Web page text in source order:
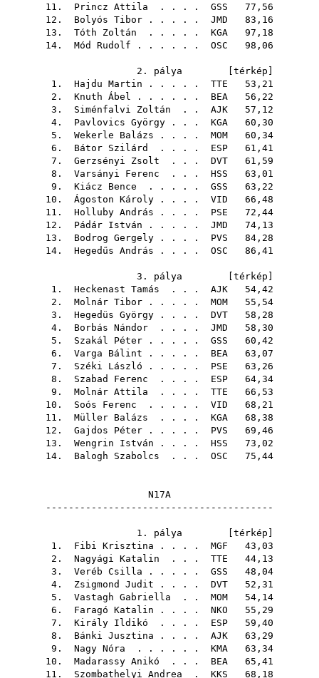
11. Princz Attila . . . . GSS 77,56
12. Bolyós Tibor . . . . . JMD 83,16
13. Tóth Zoltán . . . . . KGA 97,18
14. Mód Rudolf . . . . . . OSC 98,06
2. pálya [ térkép
1. Hajdu Martin . . . . . TTE 53,21
2. Knuth Ábel . . . . . . BEA 56,22
3. Siménfalvi Zoltán . . AJK 57,12
4. Pavlovics György . . . KGA 60,30
5. Wekerle Balázs . . . . MOM 60,34
6. Bátor Szilárd . . . . ESP 61,41
7. Gerzsényi Zsolt . . . DVT 61,59
8. Varsányi Ferenc . . . HSS 63,01
9. Kiácz Bence . . . . . GSS 63,22
10. Ágoston Károly . . . . VID 66,48
11. Holluby András . . . . PSE 72,44
12. Pádár István . . . . . JMD 74,13
13. Bodrog Gergely . . . . PVS 84,28
14. Hegedűs András . . . . OSC 86,41
3. pálya [ térkép
1. Heckenast Tamás . . . AJK 54,42
2. Molnár Tibor . . . . . MOM 55,54
3. Hegedüs György . . . . DVT 58,28
4. Borbás Nándor . . . . JMD 58,30
5. Szakál Péter . . . . . GSS 60,42
6. Varga Bálint . . . . . BEA 63,07
7. Széki László . . . . . PSE 63,26
8. Szabad Ferenc . . . . ESP 64,34
9. Molnár Attila . . . . TTE 66,53
10. Soós Ferenc . . . . . VID 68,21
11. Müller Balázs . . . . KGA 68,38
12. Gajdos Péter . . . . . PVS 69,46
13. Wengrin István . . . . HSS 73,02
14. Balogh Szabolcs . . . OSC 75,44
N17A
----------------------------------------
1. pálya [ térkép
1. Fibi Krisztina . . . . MGF 43,03
2. Nagyági Katalin . . . TTE 44,13
3. Veréb Csilla . . . . . GSS 48,04
4. Zsigmond Judit . . . . DVT 52,31
5. Vastagh Gabriella . . MOM 54,14
6. Faragó Katalin . . . . NKO 55,29
7. Király Ildikó . . . . ESP 59,40
8. Bánki Jusztina . . . . AJK 63,29
9. Nagy Nóra . . . . . . KMA 63,34
10. Madarassy Anikó . . . BEA 65,41
11. Szombathelyi Andrea . KKS 68,18